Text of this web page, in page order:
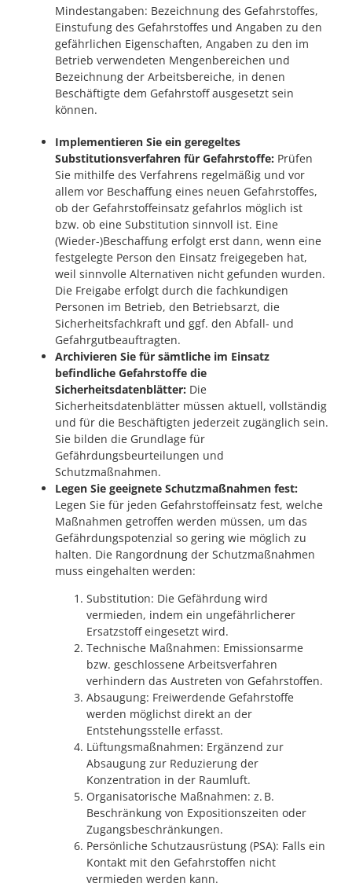
Mindestangaben: Bezeichnung des Gefahrstoffes,
Einstufung des Gefahrstoffes und Angaben zu den
gefährlichen Eigenschaften, Angaben zu den im
Betrieb verwendeten Mengenbereichen und
Bezeichnung der Arbeitsbereiche, in denen
Beschäftigte dem Gefahrstoff ausgesetzt sein
können.
Implementieren Sie ein geregeltes
Substitutionsverfahren für Gefahrstoffe: Prüfen
Sie mithilfe des Verfahrens regelmäßig und vor
allem vor Beschaffung eines neuen Gefahrstoffes,
ob der Gefahrstoffeinsatz gefahrlos möglich ist
bzw. ob eine Substitution sinnvoll ist. Eine
(Wieder-)Beschaffung erfolgt erst dann, wenn eine
festgelegte Person den Einsatz freigegeben hat,
weil sinnvolle Alternativen nicht gefunden wurden.
Die Freigabe erfolgt durch die fachkundigen
Personen im Betrieb, den Betriebsarzt, die
Sicherheitsfachkraft und ggf. den Abfall- und
Gefahrgutbeauftragten.
Archivieren Sie für sämtliche im Einsatz
befindliche Gefahrstoffe die
Sicherheitsdatenblätter: Die
Sicherheitsdatenblätter müssen aktuell, vollständig
und für die Beschäftigten jederzeit zugänglich sein.
Sie bilden die Grundlage für
Gefährdungsbeurteilungen und
Schutzmaßnahmen.
Legen Sie geeignete Schutzmaßnahmen fest:
Legen Sie für jeden Gefahrstoffeinsatz fest, welche
Maßnahmen getroffen werden müssen, um das
Gefährdungspotenzial so gering wie möglich zu
halten. Die Rangordnung der Schutzmaßnahmen
muss eingehalten werden:
Substitution: Die Gefährdung wird
vermieden, indem ein ungefährlicherer
Ersatzstoff eingesetzt wird.
Technische Maßnahmen: Emissionsarme
bzw. geschlossene Arbeitsverfahren
verhindern das Austreten von Gefahrstoffen.
Absaugung: Freiwerdende Gefahrstoffe
werden möglichst direkt an der
Entstehungsstelle erfasst.
Lüftungsmaßnahmen: Ergänzend zur
Absaugung zur Reduzierung der
Konzentration in der Raumluft.
Organisatorische Maßnahmen: z. B.
Beschränkung von Expositionszeiten oder
Zugangsbeschränkungen.
Persönliche Schutzausrüstung (PSA): Falls ein
Kontakt mit den Gefahrstoffen nicht
vermieden werden kann.